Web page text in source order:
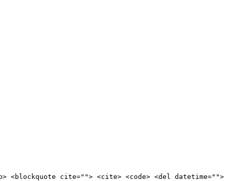
cite=""> <cite> <code> <del datetime="">